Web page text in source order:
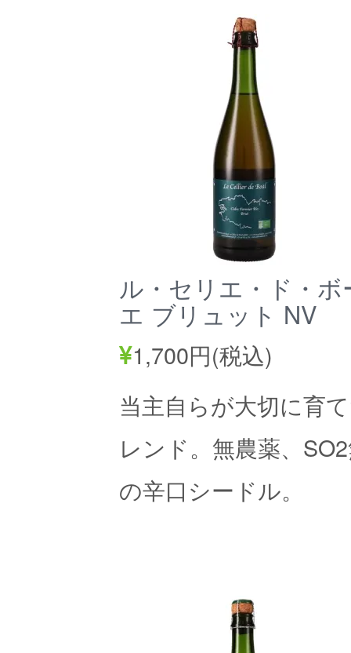
ル・セリエ・ド・
エ ブリュット NV
1,700円(税込)
当主自らが大切に育
レンド。無農薬、
の辛口シードル。